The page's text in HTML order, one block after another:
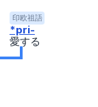
印欧祖語
*pri-
愛する